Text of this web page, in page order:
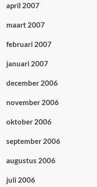
april 2007
maart 2007
februari 2007
januari 2007
december 2006
november 2006
oktober 2006
september 2006
augustus 2006
juli 2006